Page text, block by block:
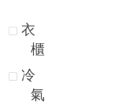
衣
櫃
冷
氣